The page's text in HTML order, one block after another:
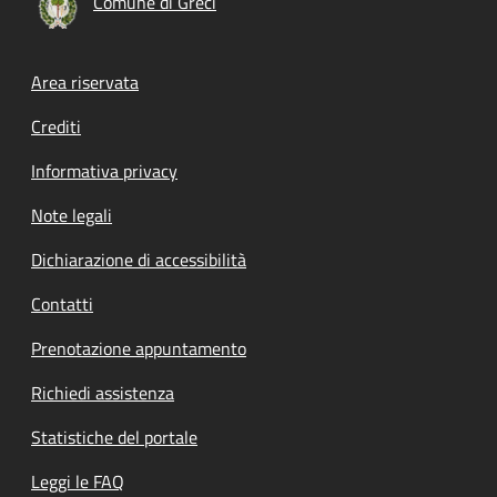
Footer menu
Area riservata
Crediti
Informativa privacy
Note legali
Dichiarazione di accessibilità
Contatti
Prenotazione appuntamento
Richiedi assistenza
Statistiche del portale
Leggi le FAQ